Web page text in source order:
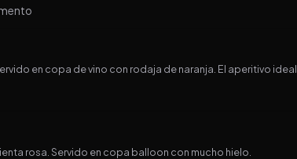
en copa de vino con rodaja de naranja. El aperitivo ideal.
rosa. Servido en copa balloon con mucho hielo.